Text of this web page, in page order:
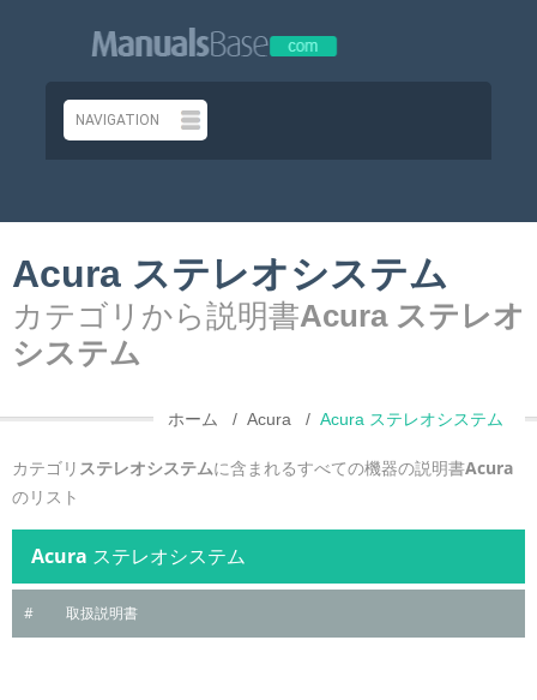
Acura ステレオシステム
カテゴリから説明書Acura ステレオ
システム
ホーム Acura Acura ステレオシステム
カテゴリ ステレオシステムに含まれるすべての機器の説明書Acura
のリスト
Acura ステレオシステム
# 取扱説明書